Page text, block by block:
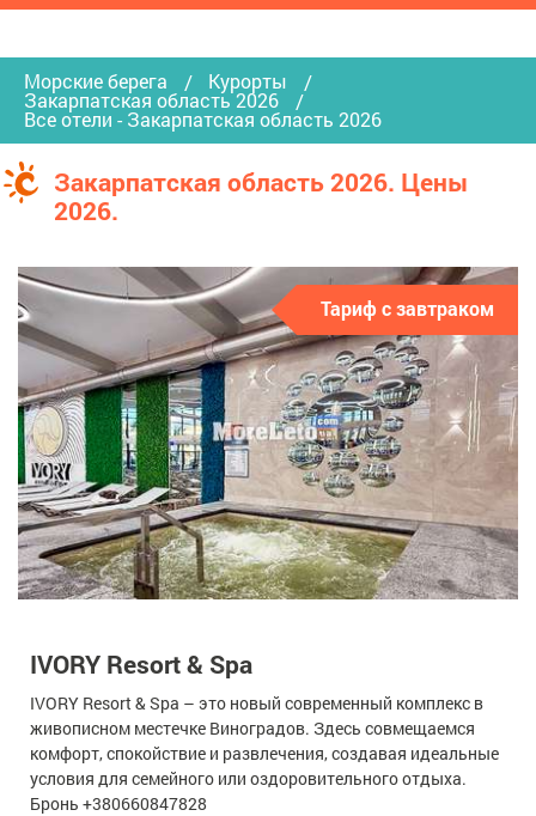
Морские берега Курорты
Закарпатская область 2026
Все отели - Закарпатская область 2026
Закарпатская область 2026. Цены
2026.
Тариф с завтраком
IVORY Resort & Spa
IVORY Resort & Spa – это новый современный комплекс в
живописном местечке Виноградов. Здесь совмещаемся
комфорт, спокойствие и развлечения, создавая идеальные
условия для семейного или оздоровительного отдыха.
Бронь +380660847828